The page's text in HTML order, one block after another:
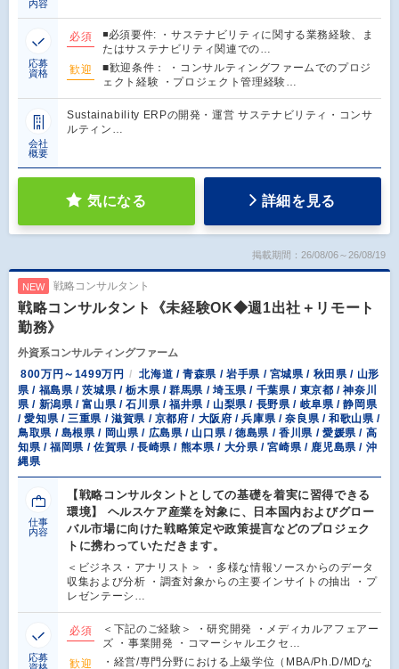
内容
応募
資格
必須
◾️必須要件: ・サステナビリティに関する業務経験、ま
たはサステナビリティ関連での…
歓迎
■歓迎条件： ・コンサルティングファームでのプロジ
ェクト経験 ・プロジェクト管理経験…
会社
概要
Sustainability ERPの開発・運営 サステナビリティ・コンサ
ルティン…
気になる 詳細を見る
掲載期間：26/08/06～26/08/19
NEW 戦略コンサルタント
戦略コンサルタント《未経験OK◆週1出社＋リモート
勤務》
外資系コンサルティングファーム
800万円～1499万円
北海道 / 青森県 / 岩手県 / 宮城県 / 秋田県 / 山形
県 / 福島県 / 茨城県 / 栃木県 / 群馬県 / 埼玉県 / 千葉県 / 東京都 / 神奈川
県 / 新潟県 / 富山県 / 石川県 / 福井県 / 山梨県 / 長野県 / 岐阜県 / 静岡県
/ 愛知県 / 三重県 / 滋賀県 / 京都府 / 大阪府 / 兵庫県 / 奈良県 / 和歌山県 /
鳥取県 / 島根県 / 岡山県 / 広島県 / 山口県 / 徳島県 / 香川県 / 愛媛県 / 高
知県 / 福岡県 / 佐賀県 / 長崎県 / 熊本県 / 大分県 / 宮崎県 / 鹿児島県 / 沖
縄県
仕事
内容
【戦略コンサルタントとしての基礎を着実に習得できる
環境】 ヘルスケア産業を対象に、日本国内およびグロー
バル市場に向けた戦略策定や政策提言などのプロジェク
トに携わっていただきます。
＜ビジネス・アナリスト＞ ・多様な情報ソースからのデータ
収集および分析 ・調査対象からの主要インサイトの抽出 ・プ
レゼンテーシ…
応募
必須
＜下記のご経験＞ ・研究開発 ・メディカルアフェアー
ズ ・事業開発 ・コマーシャルエクセ…
歓迎
・経営/専門分野における上級学位（MBA/Ph.D/MDな